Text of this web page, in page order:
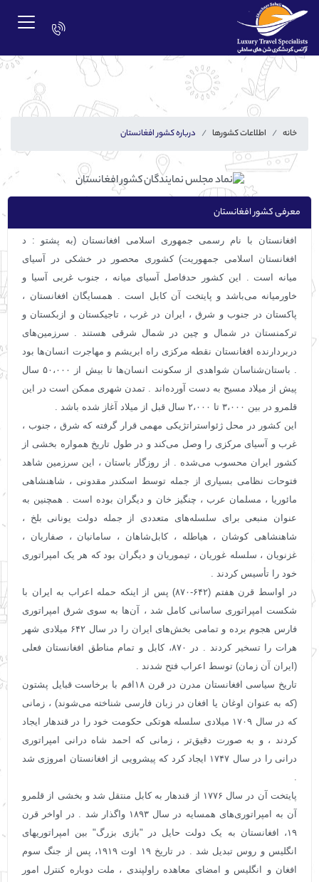
خانه اطلاعات کشورها درباره کشور افغانستان
معرفی کشور افغانستان
افغانستان با نام رسمی جمهوری اسلامی افغانستان (به پشتو : د
افغانستان اسلامی جمهوریت) کشوری محصور در خشکی در آسیای
میانه است . این کشور حدفاصل آسیای میانه ، جنوب غربی آسیا و
خاورمیانه می‌باشد و پایتخت آن کابل است . همسایگان افغانستان ،
پاکستان در جنوب و شرق ، ایران در غرب ، تاجیکستان و ازبکستان و
ترکمنستان در شمال و چین در شمال شرقی هستند . سرزمین‌های
دربردارنده افغانستان نقطه مرکزی راه ابریشم و مهاجرت انسان‌ها بود
. باستان‌شناسان شواهدی از سکونت انسان‌ها تا بیش از ۵۰،۰۰۰ سال
پیش از میلاد مسیح به ‌دست آورده‌اند . تمدن شهری ممکن است در این
قلمرو در بین ۳،۰۰۰ تا ۲،۰۰۰ سال قبل از میلاد آغاز شده باشد .
این کشور در محل ژئواستراتژیکی مهمی قرار گرفته که شرق ، جنوب ،
غرب و آسیای مرکزی را وصل می‌کند و در طول تاریخ همواره بخشی از
کشور ایران محسوب می‌شده . از روزگار باستان ، این سرزمین شاهد
فتوحات نظامی بسیاری از جمله توسط اسکندر مقدونی ، شاهنشاهی
مائوریا ، مسلمان عرب ، چنگیز خان و دیگران بوده ‌است . همچنین به
عنوان منبعی برای سلسله‌های متعددی از جمله دولت یونانی بلخ ،
شاهنشاهی کوشان ، هیاطله ، کابل‌شاهان ، سامانیان ، صفاریان ،
غزنویان ، سلسله غوریان ، تیموریان و دیگران بود که هر یک امپراتوری
خود را تأسیس کردند .
در اواسط قرن هفتم (۶۴۲-۸۷۰) پس از اینکه حمله اعراب به ایران با
شکست امپراتوری ساسانی کامل شد ، آن‌ها به سوی شرق امپراتوری
فارس هجوم برده و تمامی بخش‌های ایران را در سال ۶۴۲ میلادی شهر
هرات را تسخیر کردند . در ۸۷۰، کابل و تمام مناطق افغانستان فعلی
(ایران آن زمان) توسط اعراب فتح شدند .
تاریخ سیاسی افغانستان مدرن در قرن ۱۸افم با برخاست قبایل پشتون
(که به عنوان اوغان یا افغان در زبان فارسی شناخته می‌شوند) ، زمانی
که در سال ۱۷۰۹ میلادی سلسله هوتکی حکومت خود را در قندهار ایجاد
کردند ، و به صورت دقیق‌تر ، زمانی ‌که احمد شاه درانی امپراتوری
درانی را در سال ۱۷۴۷ ایجاد کرد که پیشرویی از افغانستان امروزی شد
.
پایتخت آن در سال ۱۷۷۶ از قندهار به کابل منتقل شد و بخشی از قلمرو
آن به امپراتوری‌های همسایه در سال ۱۸۹۳ واگذار شد . در اواخر قرن
۱۹، افغانستان به یک دولت حایل در "بازی بزرگ" بین امپراتوریهای
انگلیس و روس تبدیل شد . در تاریخ ۱۹ اوت ۱۹۱۹، پس از جنگ سوم
افغان و انگلیس و امضای معاهده راولپندی ، ملت دوباره کنترل امور